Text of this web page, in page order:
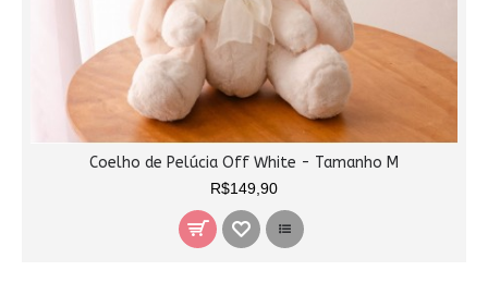
Coelho de Pelúcia Off White - Tamanho M
R$149,90